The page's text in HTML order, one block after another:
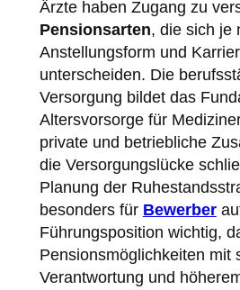
Ärzte haben Zugang zu
Pensionsarten, die sich je
Anstellungsform und
unterscheiden. Die
Versorgung bildet das
Altersvorsorge für
private und betriebliche
die Versorgungslücke
Planung der
besonders für Bewerber
Führungsposition wichtig,
Pensionsmöglichkeiten mit
Verantwortung und